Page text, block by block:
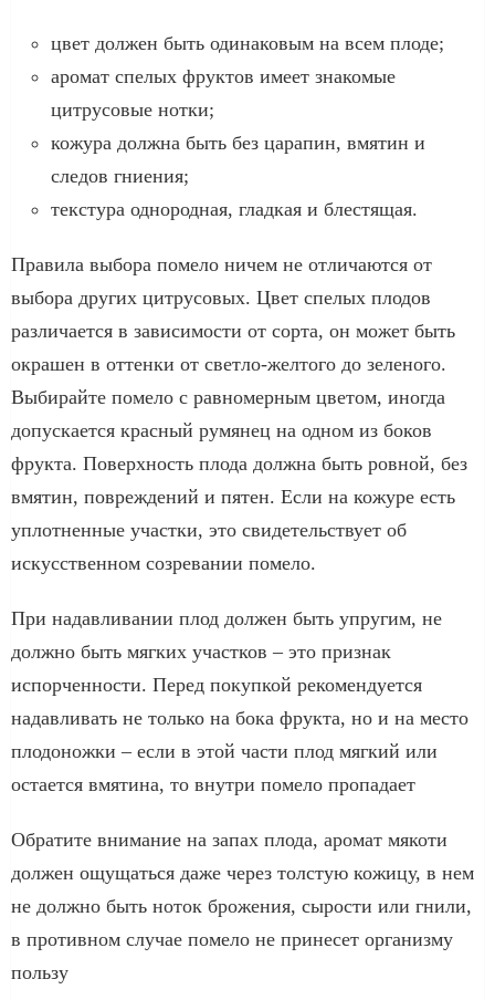
цвет должен быть одинаковым на всем плоде;
аромат спелых фруктов имеет знакомые
цитрусовые нотки;
кожура должна быть без царапин, вмятин и
следов гниения;
текстура однородная, гладкая и блестящая.
Правила выбора помело ничем не отличаются от
выбора других цитрусовых. Цвет спелых плодов
различается в зависимости от сорта, он может быть
окрашен в оттенки от светло-желтого до зеленого.
Выбирайте помело с равномерным цветом, иногда
допускается красный румянец на одном из боков
фрукта. Поверхность плода должна быть ровной, без
вмятин, повреждений и пятен. Если на кожуре есть
уплотненные участки, это свидетельствует об
искусственном созревании помело.
При надавливании плод должен быть упругим, не
должно быть мягких участков – это признак
испорченности. Перед покупкой рекомендуется
надавливать не только на бока фрукта, но и на место
плодоножки – если в этой части плод мягкий или
остается вмятина, то внутри помело пропадает
Обратите внимание на запах плода, аромат мякоти
должен ощущаться даже через толстую кожицу, в нем
не должно быть ноток брожения, сырости или гнили,
в противном случае помело не принесет организму
пользу